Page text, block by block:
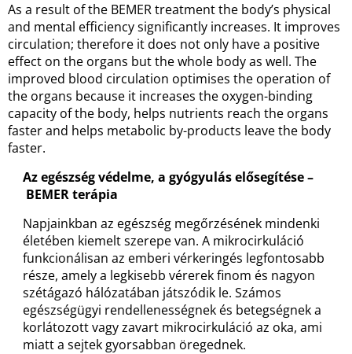
As a result of the BEMER treatment the body’s physical
and mental efficiency significantly increases. It improves
circulation; therefore it does not only have a positive
effect on the organs but the whole body as well. The
improved blood circulation optimises the operation of
the organs because it increases the oxygen-binding
capacity of the body, helps nutrients reach the organs
faster and helps metabolic by-products leave the body
faster.
Az egészség védelme, a gyógyulás elősegítése –
BEMERterápia
Napjainkban az egészség megőrzésének mindenki
életében kiemelt szerepe van. A mikrocirkuláció
funkcionálisan az emberi vérkeringés legfontosabb
része, amely a legkisebb vérerek finom és nagyon
szétágazó hálózatában játszódik le. Számos
egészségügyi rendellenességnek és betegségnek a
korlátozott vagy zavart mikrocirkuláció az oka, ami
miatt a sejtek gyorsabban öregednek.